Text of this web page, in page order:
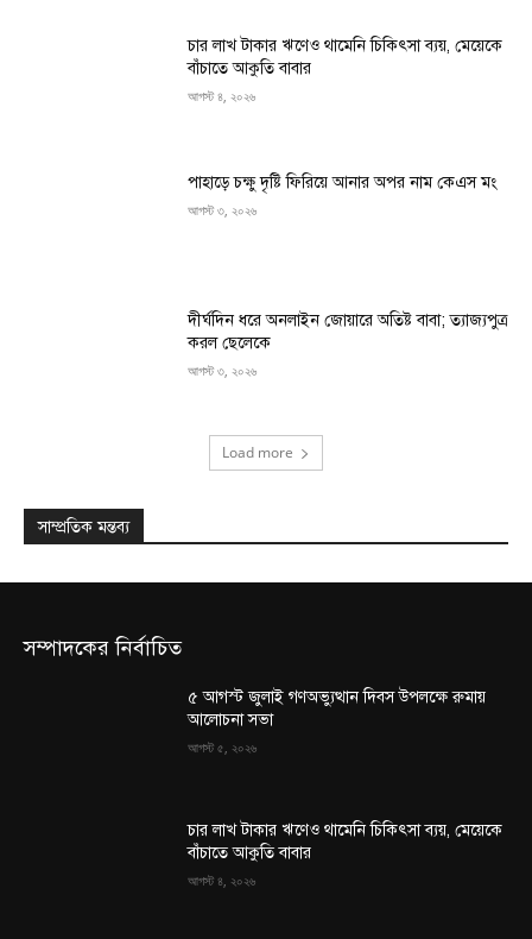
চার লাখ টাকার ঋণেও থামেনি চিকিৎসা ব্যয়, মেয়েকে
বাঁচাতে আকুতি বাবার
আগস্ট ৪, ২০২৬
পাহাড়ে চক্ষু দৃষ্টি ফিরিয়ে আনার অপর নাম কেএস মং
আগস্ট ৩, ২০২৬
দীর্ঘদিন ধরে অনলাইন জোয়ারে অতিষ্ট বাবা; ত্যাজ্যপুত্র
করল ছেলেকে
আগস্ট ৩, ২০২৬
Load more
সাম্প্রতিক মন্তব্য
সম্পাদকের নির্বাচিত
৫ আগস্ট জুলাই গণঅভ্যুত্থান দিবস উপলক্ষে রুমায়
আলোচনা সভা
আগস্ট ৫, ২০২৬
চার লাখ টাকার ঋণেও থামেনি চিকিৎসা ব্যয়, মেয়েকে
বাঁচাতে আকুতি বাবার
আগস্ট ৪, ২০২৬